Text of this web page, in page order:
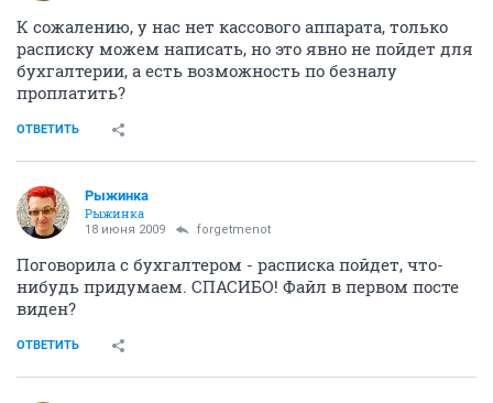
К сожалению, у нас нет кассового аппарата, только
расписку можем написать, но это явно не пойдет для
бухгалтерии, а есть возможность по безналу
проплатить?
ОТВЕТИТЬ
Рыжинка
Рыжинка
18 июня 2009 forgetmenot
Поговорила с бухгалтером - расписка пойдет, что-
нибудь придумаем. СПАСИБО! Файл в первом посте
виден?
ОТВЕТИТЬ